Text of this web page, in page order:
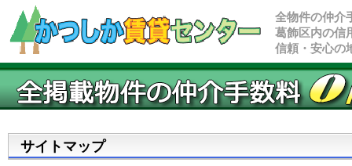
全物件の仲介
葛飾区内の信
信頼・安心の
サイトマップ